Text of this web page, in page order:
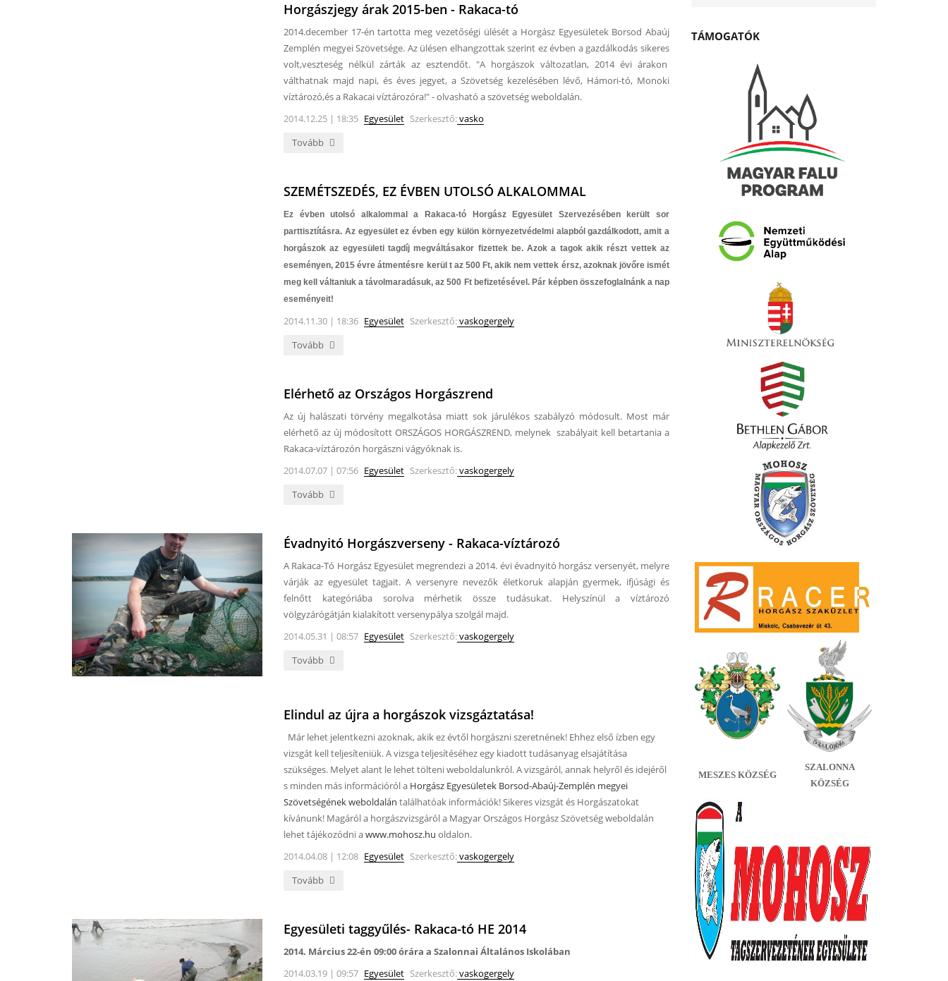
Horgászjegy árak 2015-ben - Rakaca-tó
2014.december 17-én tartotta meg vezetőségi ülését a Horgász Egyesületek Borsod Abaúj
Zemplén megyei Szövetsége. Az ülésen elhangzottak szerint ez évben a gazdálkodás sikeres
volt,veszteség nélkül zárták az esztendőt. "A horgászok változatlan, 2014 évi árakon
válthatnak majd napi, és éves jegyet, a Szövetség kezelésében lévő, Hámori-tó, Monoki
víztározó,és a Rakacai víztározóra!" - olvasható a szövetség weboldalán.
2014.12.25 | 18:35 Egyesület Szerkesztő:vasko
Tovább
SZEMÉTSZEDÉS, EZ ÉVBEN UTOLSÓ ALKALOMMAL
Ez évben utolsó alkalommal a Rakaca-tó Horgász Egyesület Szervezésében került sor
parttisztításra. Az egyesület ez évben egy külön környezetvédelmi alapból gazdálkodott, amit a
horgászok az egyesületi tagdíj megváltásakor fizettek be. Azok a tagok akik részt vettek az
eseményen, 2015 évre átmentésre kerül t az 500 Ft, akik nem vettek érsz, azoknak jövőre ismét
meg kell váltaniuk a távolmaradásuk, az 500 Ft befizetésével. Pár képben összefoglalnánk a nap
eseményeit!
2014.11.30 | 18:36 Egyesület Szerkesztő:vaskogergely
Tovább
Elérhető az Országos Horgászrend
Az új halászati törvény megalkotása miatt sok járulékos szabályzó módosult. Most már
elérhető az új módosított ORSZÁGOS HORGÁSZREND, melynek szabályait kell betartania a
Rakaca-víztározón horgászni vágyóknak is.
2014.07.07 | 07:56 Egyesület Szerkesztő:vaskogergely
Tovább
Évadnyitó Horgászverseny - Rakaca-víztározó
A Rakaca-Tó Horgász Egyesület megrendezi a 2014. évi évadnyitó horgász versenyét, melyre
várják az egyesület tagjait. A versenyre nevezők életkoruk alapján gyermek, ifjúsági és
felnőtt kategóriába sorolva mérhetik össze tudásukat. Helyszínül a víztározó
völgyzárógátján kialakított versenypálya szolgál majd.
2014.05.31 | 08:57 Egyesület Szerkesztő:vaskogergely
Tovább
Elindul az újra a horgászok vizsgáztatása!
Már lehet jelentkezni azoknak, akik ez évtől horgászni szeretnének! Ehhez első ízben egy
vizsgát kell teljesíteniük. A vizsga teljesítéséhez egy kiadott tudásanyag elsajátítása
szükséges. Melyet alant le lehet tölteni weboldalunkról. A vizsgáról, annak helyről és idejéről
s minden más információról a Horgász Egyesületek Borsod-Abaúj-Zemplén megyei
Szövetségének weboldalán találhatóak információk! Sikeres vizsgát és Horgászatokat
kívánunk! Magáról a horgászvizsgáról a Magyar Országos Horgász Szövetség weboldalán
lehet tájékozódni awww.mohosz.hu oldalon.
2014.04.08 | 12:08 Egyesület Szerkesztő:vaskogergely
Tovább
Egyesületi taggyűlés- Rakaca-tó HE 2014
2014. Március 22-én 09:00 órára a Szalonnai Általános Iskolában
2014.03.19 | 09:57 Egyesület Szerkesztő:vaskogergely
TÁMOGATÓK
MESZES KÖZSÉG
SZALONNA
KÖZSÉG